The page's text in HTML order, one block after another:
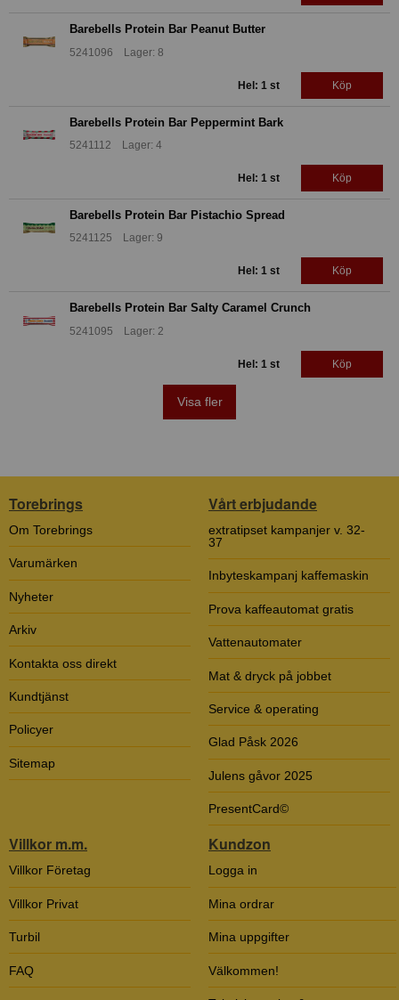
Barebells Protein Bar Peanut Butter
5241096 Lager: 8
Hel: 1 st Köp
Barebells Protein Bar Peppermint Bark
5241112 Lager: 4
Hel: 1 st Köp
Barebells Protein Bar Pistachio Spread
5241125 Lager: 9
Hel: 1 st Köp
Barebells Protein Bar Salty Caramel Crunch
5241095 Lager: 2
Hel: 1 st Köp
Visa fler
Torebrings
Om Torebrings
Varumärken
Nyheter
Arkiv
Kontakta oss direkt
Kundtjänst
Policyer
Sitemap
Vårt erbjudande
extratipset kampanjer v. 32-
37
Inbyteskampanj kaffemaskin
Prova kaffeautomat gratis
Vattenautomater
Mat & dryck på jobbet
Service & operating
Glad Påsk 2026
Julens gåvor 2025
PresentCard©
Villkor m.m.
Villkor Företag
Villkor Privat
Turbil
FAQ
Kundzon
Logga in
Mina ordrar
Mina uppgifter
Välkommen!